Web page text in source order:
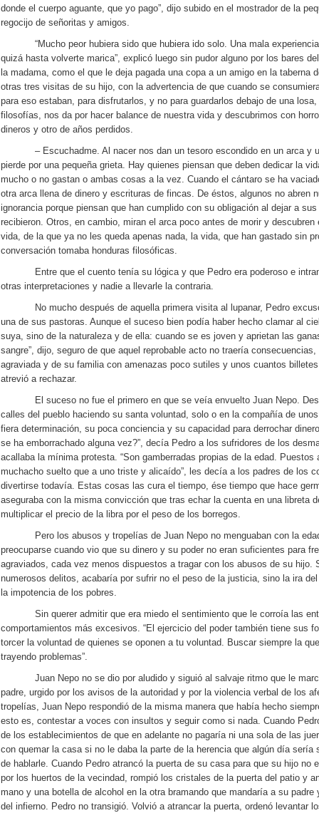
donde el cuerpo aguante, que yo pago”, dijo subido en el mostrador de la
regocijo de señoritas y amigos.
“Mucho peor hubiera sido que hubiera ido solo. Una mala experiencia
quizá hasta volverte marica”, explicó luego sin pudor alguno por los bares
la madama, como el que le deja pagada una copa a un amigo en la taberna
otras tres visitas de su hijo, con la advertencia de que cuando se
para eso estaban, para disfrutarlos, y no para guardarlos debajo de una
filosofías, nos da por hacer balance de nuestra vida y descubrimos con
dineros y otro de años perdidos.
– Escuchadme. Al nacer nos dan un tesoro escondido en un arca y
pierde por una pequeña grieta. Hay quienes piensan que deben dedicar la
mucho o no gastan o ambas cosas a la vez. Cuando el cántaro se ha
otra arca llena de dinero y escrituras de fincas. De éstos, algunos no abren
ignorancia porque piensan que han cumplido con su obligación al dejar a
recibieron. Otros, en cambio, miran el arca poco antes de morir y
vida, de la que ya no les queda apenas nada, la vida, que han gastado sin
conversación tomaba honduras filosóficas.
Entre que el cuento tenía su lógica y que Pedro era poderoso e
otras interpretaciones y nadie a llevarle la contraria.
No mucho después de aquella primera visita al lupanar, Pedro excusó
una de sus pastoras. Aunque el suceso bien podía haber hecho clamar al
suya, sino de la naturaleza y de ella: cuando se es joven y aprietan las
sangre”, dijo, seguro de que aquel reprobable acto no traería
agraviada y de su familia con amenazas poco sutiles y unos cuantos
atrevió a rechazar.
El suceso no fue el primero en que se veía envuelto Juan Nepo.
calles del pueblo haciendo su santa voluntad, solo o en la compañía de
fiera determinación, su poca conciencia y su capacidad para derrochar
se ha emborrachado alguna vez?”, decía Pedro a los sufridores de los
acallaba la mínima protesta. “Son gamberradas propias de la edad.
muchacho suelto que a uno triste y alicaído”, les decía a los padres de los
divertirse todavía. Estas cosas las cura el tiempo, ése tiempo que hace
aseguraba con la misma convicción que tras echar la cuenta en una libreta
multiplicar el precio de la libra por el peso de los borregos.
Pero los abusos y tropelías de Juan Nepo no menguaban con la
preocuparse cuando vio que su dinero y su poder no eran suficientes para
agraviados, cada vez menos dispuestos a tragar con los abusos de su hijo.
numerosos delitos, acabaría por sufrir no el peso de la justicia, sino la ira
la impotencia de los pobres.
Sin querer admitir que era miedo el sentimiento que le corroía las
comportamientos más excesivos. “El ejercicio del poder también tiene sus
torcer la voluntad de quienes se oponen a tu voluntad. Buscar siempre la
trayendo problemas”.
Juan Nepo no se dio por aludido y siguió al salvaje ritmo que le
padre, urgido por los avisos de la autoridad y por la violencia verbal de los
tropelías, Juan Nepo respondió de la misma manera que había hecho
esto es, contestar a voces con insultos y seguir como si nada. Cuando
de los establecimientos de que en adelante no pagaría ni una sola de las
con quemar la casa si no le daba la parte de la herencia que algún día
de hablarle. Cuando Pedro atrancó la puerta de su casa para que su hijo no
por los huertos de la vecindad, rompió los cristales de la puerta del patio y
mano y una botella de alcohol en la otra bramando que mandaría a su
del infierno. Pedro no transigió. Volvió a atrancar la puerta, ordenó levantar